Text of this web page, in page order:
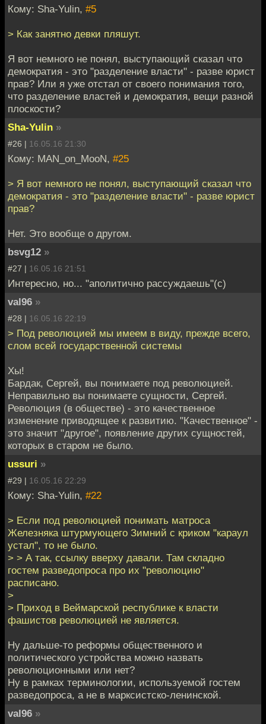
Кому: Sha-Yulin, #5
> Как занятно девки пляшут.
Я вот немного не понял, выступающий сказал что
демократия - это "разделение власти" - разве юрист
прав? Или я уже отстал от своего понимания того,
что разделение властей и демократия, вещи разной
плоскости?
Sha-Yulin »
#26 | 16.05.16 21:30
Кому: MAN_on_MooN, #25
> Я вот немного не понял, выступающий сказал что
демократия - это "разделение власти" - разве юрист
прав?
Нет. Это вообще о другом.
bsvg12 »
#27 | 16.05.16 21:51
Интересно, но... "аполитично рассуждаешь"(с)
val96 »
#28 | 16.05.16 22:19
> Под революцией мы имеем в виду, прежде всего,
слом всей государственной системы
Хы!
Бардак, Сергей, вы понимаете под революцией.
Неправильно вы понимаете сущности, Сергей.
Революция (в обществе) - это качественное
изменение приводящее к развитию. "Качественное" -
это значит "другое", появление других сущностей,
которых в старом не было.
ussuri »
#29 | 16.05.16 22:29
Кому: Sha-Yulin, #22
> Если под революцией понимать матроса
Железняка штурмующего Зимний с криком "караул
устал", то не было.
> > А так, ссылку вверху давали. Там складно
гостем разведопроса про их "революцию"
расписано.
>
> Приход в Веймарской республике к власти
фашистов революцией не является.
Ну дальше-то реформы общественного и
политического устройства можно назвать
революционными или нет?
Ну в рамках терминологии, используемой гостем
разведопроса, а не в марксистско-ленинской.
val96 »